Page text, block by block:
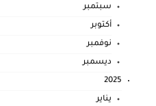
سبتمبر
أكتوبر
نوفمبر
ديسمبر
2025
يناير